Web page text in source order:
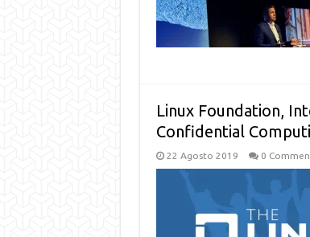
Linux Foundation,
Confidential
22 Agosto 2019 0